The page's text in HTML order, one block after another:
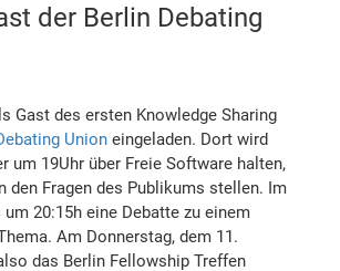
der Berlin Debating
Gast des ersten Knowledge Sharing
Union eingeladen. Dort wird
um 19Uhr über Freie Software halten,
den Fragen des Publikums stellen. Im
20:15h eine Debatte zu einem
Am Donnerstag, dem 11.
das Berlin Fellowship Treffen